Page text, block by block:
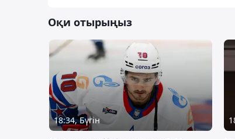
Оқи отырыңыз
18:34, Бүгін